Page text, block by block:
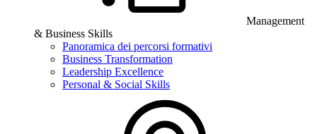
Management
& Business Skills
Panoramica dei percorsi formativi
Business Transformation
Leadership Excellence
Personal & Social Skills